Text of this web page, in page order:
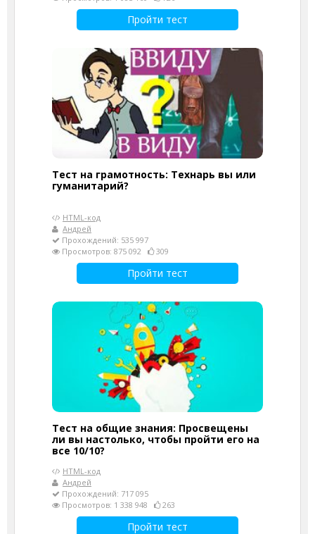
Пройти тест
Тест на грамотность: Технарь вы или
гуманитарий?
HTML-код
Андрей
Прохождений: 535 997
Просмотров: 875 092
309
Пройти тест
Тест на общие знания: Просвещены
ли вы настолько, чтобы пройти его на
все 10/10?
HTML-код
Андрей
Прохождений: 717 095
Просмотров: 1 338 948
263
Пройти тест